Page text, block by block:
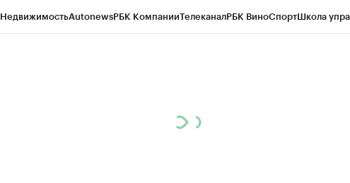
НедвижимостьAutonewsРБК КомпанииТелеканалРБК ВиноСпортШкола